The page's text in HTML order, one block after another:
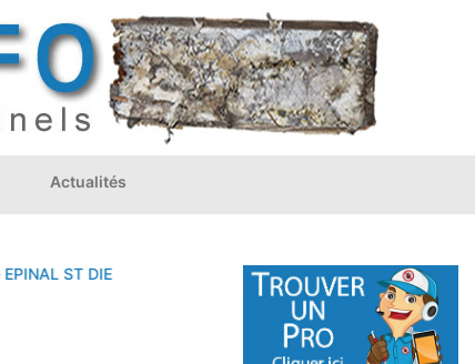
Actualités
ST DIE